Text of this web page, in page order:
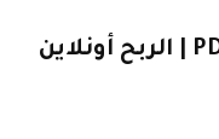
انشاء كتب طبية إلكترونية PDF | الربح أونلاين